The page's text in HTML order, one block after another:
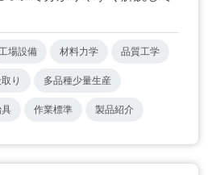
場設備 材料力学 品質工学
り 多品種少量生産
作業標準 製品紹介